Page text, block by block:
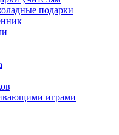
подарки
играми